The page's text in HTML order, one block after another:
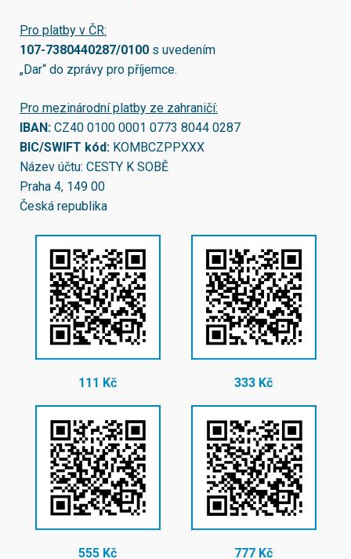
Pro platby v ČR:
107-7380440287/0100 s uvedením
„Dar“ do zprávy pro příjemce.
Pro mezinárodní platby ze zahraničí:
IBAN: CZ40 0100 0001 0773 8044 0287
BIC/SWIFT kód: KOMBCZPPXXX
Název účtu: CESTY K SOBĚ
Praha 4, 149 00
Česká republika
111 Kč 333 Kč
555 Kč 777 Kč